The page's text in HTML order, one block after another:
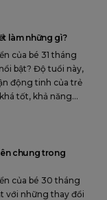
làm những gì?
của bé 31 tháng
bật? Độ tuổi này,
động tinh của trẻ
tốt, khả năng
chung trong
của bé 30 tháng
với những thay đổi